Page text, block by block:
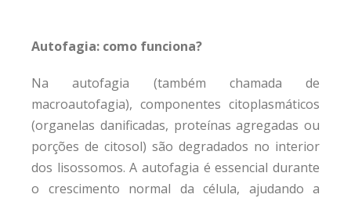
Autofagia: como funciona?
Na autofagia (também chamada de
macroautofagia), componentes citoplasmáticos
(organelas danificadas, proteínas agregadas ou
porções de citosol) são degradados no interior
dos lisossomos. A autofagia é essencial durante
o crescimento normal da célula, ajudando a